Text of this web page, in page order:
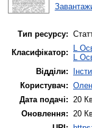
Тип ресурсу:
Класифікатор:
L
L
Відділи:
Користувач:
Дата подачі: 20
Оновлення: 20